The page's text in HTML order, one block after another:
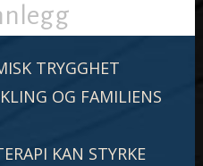
TRYGGHET
OG FAMILIENS
KAN STYRKE